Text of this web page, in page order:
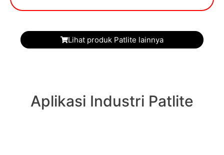
Lihat produk Patlite lainnya
Aplikasi Industri Patlite